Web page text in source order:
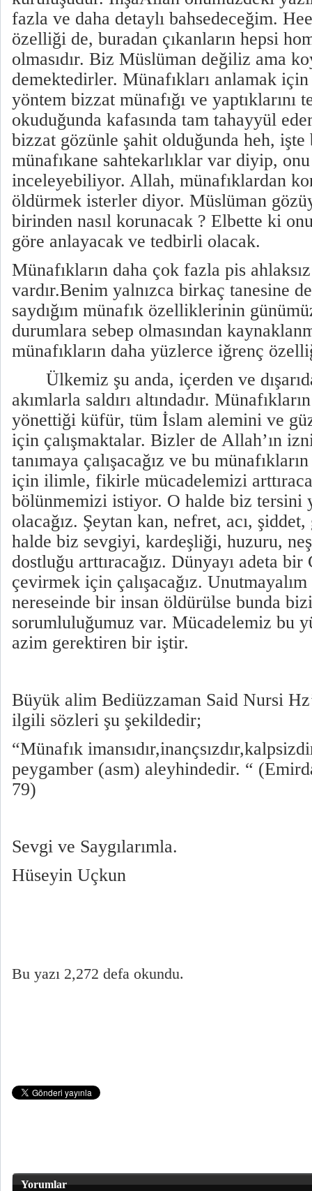
fazla ve daha detaylı bahsedeceğim.
özelliği de, buradan çıkanların hepsi
olmasıdır. Biz Müslüman değiliz ama
demektedirler. Münafıkları anlamak için
yöntem bizzat münafığı ve yaptıklarını
okuduğunda kafasında tam tahayyül
bizzat gözünle şahit olduğunda heh, işte
münafıkane sahtekarlıklar var diyip,
inceleyebiliyor. Allah, münafıklardan
öldürmek isterler diyor. Müslüman
birinden nasıl korunacak ? Elbette ki
göre anlayacak ve tedbirli olacak.
Münafıkların daha çok fazla pis
vardır.Benim yalnızca birkaç tanesine
saydığım münafık özelliklerinin
durumlara sebep olmasından
münafıkların daha yüzlerce iğrenç
Ülkemiz şu anda, içerden ve
akımlarla saldırı altındadır. Münafıkların
yönettiği küfür, tüm İslam alemini ve
için çalışmaktalar. Bizler de Allah’ın
tanımaya çalışacağız ve bu
için ilimle, fikirle mücadelemizi
bölünmemizi istiyor. O halde biz tersini
olacağız. Şeytan kan, nefret, acı,
halde biz sevgiyi, kardeşliği, huzuru,
dostluğu arttıracağız. Dünyayı adeta bir
çevirmek için çalışacağız.
nereseinde bir insan öldürülse bunda
sorumluluğumuz var. Mücadelemiz bu
azim gerektiren bir iştir.
Büyük alim Bediüzzaman Said Nursi
ilgili sözleri şu şekildedir;
“Münafık
peygamber (asm) aleyhindedir. “
79)
Sevgi ve Saygılarımla.
Hüseyin Uçkun
Bu yazı 2,272 defa okundu.
Yorumlar